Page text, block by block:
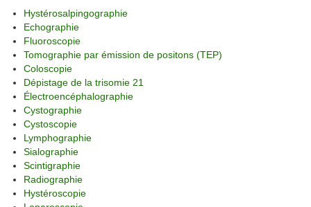
Hystérosalpingographie
Echographie
Fluoroscopie
Tomographie par émission de positons (TEP)
Coloscopie
Dépistage de la trisomie 21
Électroencéphalographie
Cystographie
Cystoscopie
Lymphographie
Sialographie
Scintigraphie
Radiographie
Hystéroscopie